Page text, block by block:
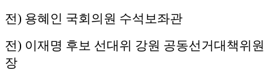
전) 용혜인 국회의원 수석보좌관
전) 이재명 후보 선대위 강원 공동선거대책위원
장